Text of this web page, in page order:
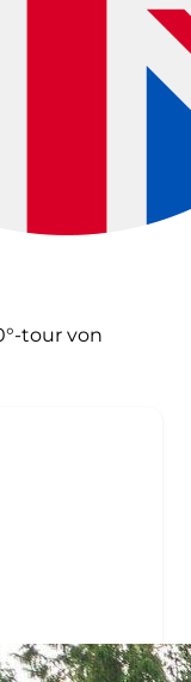
tour von